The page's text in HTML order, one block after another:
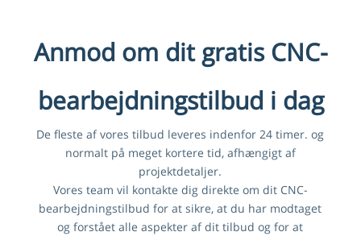
Anmod om dit gratis CNC-
bearbejdningstilbud i dag
De fleste af vores tilbud leveres indenfor 24 timer. og
normalt på meget kortere tid, afhængigt af
projektdetaljer.
Vores team vil kontakte dig direkte om dit CNC-
bearbejdningstilbud for at sikre, at du har modtaget
og forstået alle aspekter af dit tilbud og for at